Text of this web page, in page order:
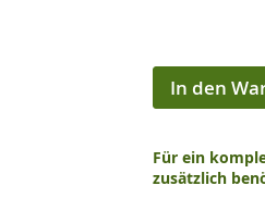
In den
Für ein
zusätzlich